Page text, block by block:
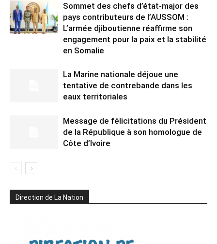
Sommet des chefs d’état-major des
pays contributeurs de l’AUSSOM :
L’armée djiboutienne réaffirme son
engagement pour la paix et la stabilité
en Somalie
La Marine nationale déjoue une
tentative de contrebande dans les
eaux territoriales
Message de félicitations du Président
de la République à son homologue de
Côte d’Ivoire
Direction de La Nation